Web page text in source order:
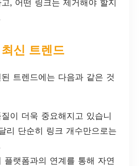
, 어떤 링크는 제거해야 할지
신 트렌드
트렌드에는 다음과 같은 것
이 더욱 중요해지고 있습니
리 단순히 링크 개수만으로는
플랫폼과의 연계를 통해 자연